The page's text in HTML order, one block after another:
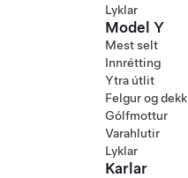
Lyklar
Model Y
Mest selt
Innrétting
Ytra útlit
Felgur og dekk
Gólfmottur
Varahlutir
Lyklar
Karlar